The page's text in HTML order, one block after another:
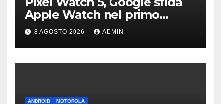
Apple Watch nel primo
teaser: “sembra un orologio”
8 AGOSTO 2026 ADMIN
ANDROID MOTOROLA